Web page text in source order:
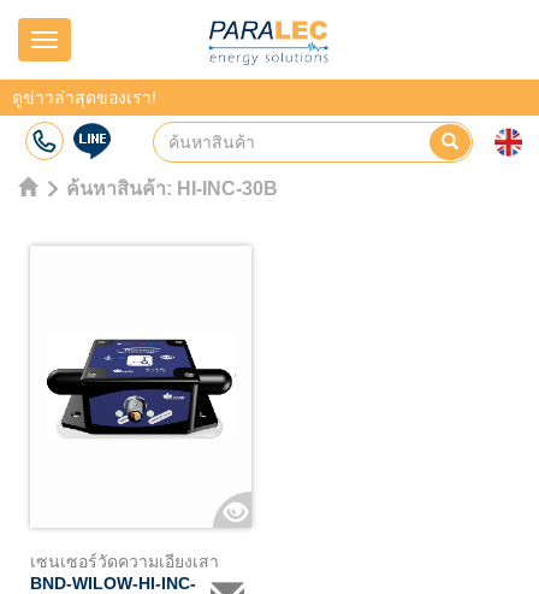
Navigation
ดูข่าวล่าสุดของเรา!
ค้นหาสินค้า: HI-INC-30B
เซนเซอร์วัดความเอียงเสา
BND-WILOW-HI-INC-